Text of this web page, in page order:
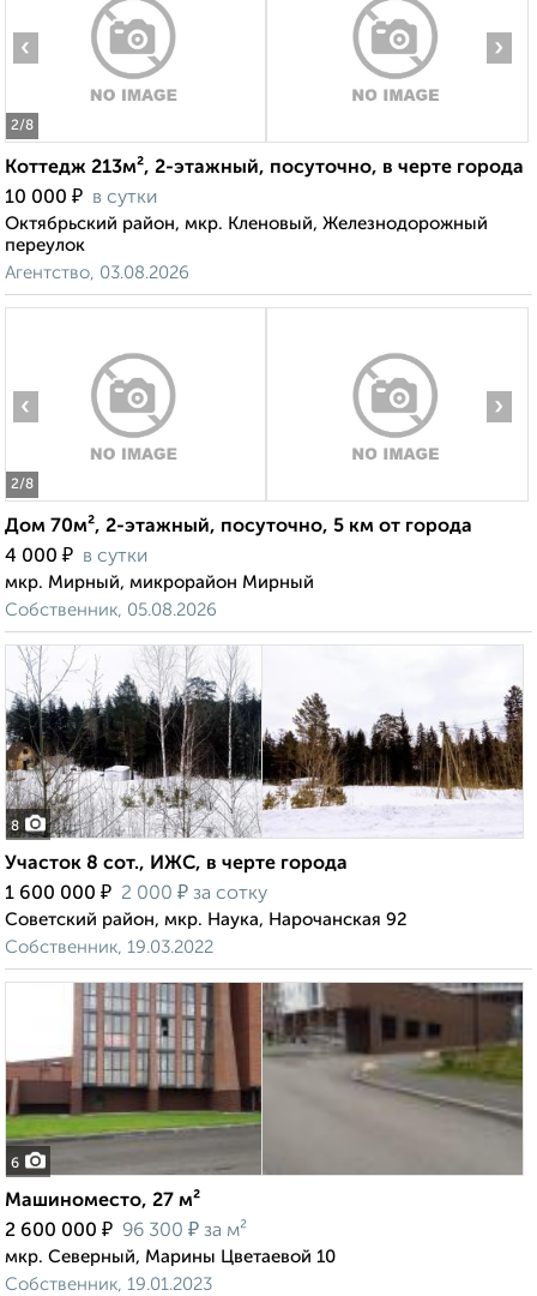
2/8
‹ ›
Коттедж 213м², 2-этажный, посуточно, в черте города
10 000 ₽ в сутки
Октябрьский район, мкр. Кленовый, Железнодорожный
переулок
Агентство, 03.08.2026
2/8
‹ ›
Дом 70м², 2-этажный, посуточно, 5 км от города
4 000 ₽ в сутки
мкр. Мирный, микрорайон Мирный
Собственник, 05.08.2026
8
Участок 8 сот., ИЖС, в черте города
1 600 000 ₽ 2 000 ₽ за сотку
Советский район, мкр. Наука, Нарочанская 92
Собственник, 19.03.2022
6
Машиноместо, 27 м²
2 600 000 ₽ 96 300 ₽ за м²
мкр. Северный, Марины Цветаевой 10
Собственник, 19.01.2023